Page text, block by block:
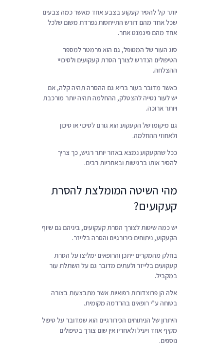
יותר קל להסיר קעקוע בצבע אחד מאשר כמה צבעים
שכל אחד מהם דורש התייחסות נפרדת משום שלכל
אחד מהם פיגמנט אחר.
סוג העור של המטופל, גם הוא פרמטר למספר
הטיפולים הנדרש לצורך הסרת קעקועים ולסיכויי
ההצלחה.
כאשר מדובר בעור בריא גם ההסרה תהיה קלה, אם
יש לעור נטייה להצטלק, ההחלמה תהיה יותר מורכבת
ויותר ארוכה.
גם מיקומו של הקעקוע הוא גורם לסיכוי או סיכון
ולאחוזי ההחלמה.
ככל שהקעקוע נמצא באזור יותר רגיש, כך צריך
להסיר אותו ברגישות ובאחריות רבים.
מהי השיטה המומלצת להסרת
קעקועים?
יש כמה שיטות לצורך הסרת קעקועים, ביניהם גם שיוף
הקעקוע, ניתוחים כירורגיים והסרה בלייזר.
בחלק מהמקרים ייתכן והרופאים ימליצו על הסרת
קעקועים בלייזר ולעתים מדובר גם על השתלת עור
במקביל.
אלה הן פרוצדורות רפואיות אשר מתבצעות בצורה
בטוחה ע”י רופאים בהרדמה מקומית.
היתרון של הניתוחים הכירורגיים הוא שמדובר על טיפול
מקיף אחד ויעיל ולאחריו אין שום צורך בטיפולים
נוספים.